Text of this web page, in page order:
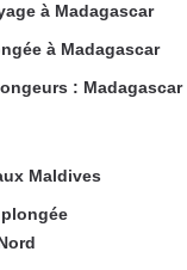
à Madagascar
à Madagascar
: Madagascar
Maldives